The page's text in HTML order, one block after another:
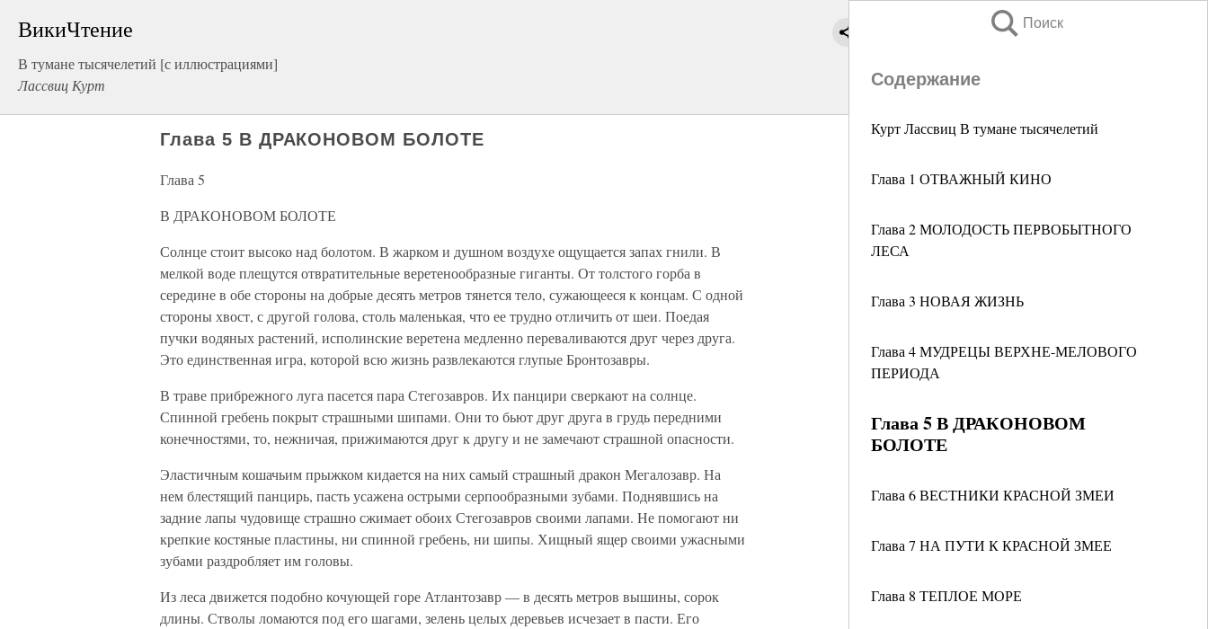
ВикиЧтение
В тумане тысячелетий [с иллюстрациями]
Лассвиц Курт
Поиск
Содержание
Курт Лассвиц В тумане тысячелетий
Глава 1 ОТВАЖНЫЙ КИНО
Глава 2 МОЛОДОСТЬ ПЕРВОБЫТНОГО
ЛЕСА
Глава 3 НОВАЯ ЖИЗНЬ
Глава 4 МУДРЕЦЫ ВЕРХНЕ-МЕЛОВОГО
ПЕРИОДА
Глава 5 В ДРАКОНОВОМ
БОЛОТЕ
Глава 6 ВЕСТНИКИ КРАСНОЙ ЗМЕИ
Глава 7 НА ПУТИ К КРАСНОЙ ЗМЕЕ
Глава 8 ТЕПЛОЕ МОРЕ
Глава 5 В ДРАКОНОВОМ БОЛОТЕ
Глава 5
В ДРАКОНОВОМ БОЛОТЕ
Солнце стоит высоко над болотом. В жарком и душном воздухе ощущается запах гнили. В
мелкой воде плещутся отвратительные веретенообразные гиганты. От толстого горба в
середине в обе стороны на добрые десять метров тянется тело, сужающееся к концам. С одной
стороны хвост, с другой голова, столь маленькая, что ее трудно отличить от шеи. Поедая
пучки водяных растений, исполинские веретена медленно переваливаются друг через друга.
Это единственная игра, которой всю жизнь развлекаются глупые Бронтозавры.
В траве прибрежного луга пасется пара Стегозавров. Их панцири сверкают на солнце.
Спинной гребень покрыт страшными шипами. Они то бьют друг друга в грудь передними
конечностями, то, нежничая, прижимаются друг к другу и не замечают страшной опасности.
Эластичным кошачьим прыжком кидается на них самый страшный дракон Мегалозавр. На
нем блестящий панцирь, пасть усажена острыми серпообразными зубами. Поднявшись на
задние лапы чудовище страшно сжимает обоих Стегозавров своими лапами. Не помогают ни
крепкие костяные пластины, ни спинной гребень, ни шипы. Хищный ящер своими ужасными
зубами раздробляет им головы.
Из леса движется подобно кочующей горе Атлантозавр — в десять метров вышины, сорок
длины. Стволы ломаются под его шагами, зелень целых деревьев исчезает в пасти. Его